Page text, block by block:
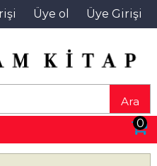
Üye ol Üye Girişi
Ara
0